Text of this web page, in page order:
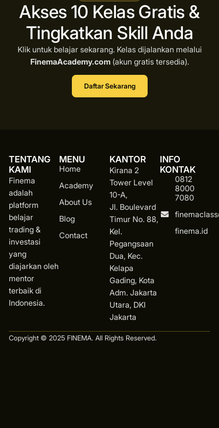
Akses 10 Kelas Gratis &
Tingkatkan Skill Anda
Klik untuk belajar sekarang. Kelas dijalankan melalui
FinemaAcademy.com(akun gratis tersedia).
Daftar Sekarang
TENTANG
KAMI
Finema
adalah
platform
belajar
trading &
investasi
yang
diajarkan oleh
mentor
terbaik di
Indonesia.
MENU
Home
Academy
About Us
Blog
Contact
KANTOR
Kirana 2
Tower Level
10-A,
Jl. Boulevard
Timur No. 88,
Kel.
Pegangsaan
Dua, Kec.
Kelapa
Gading, Kota
Adm. Jakarta
Utara, DKI
Jakarta
INFO
KONTAK
0812
8000
7080
finema.id
Copyright © 2025 FINEMA. All Rights Reserved.